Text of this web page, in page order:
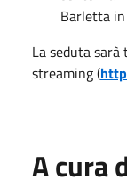
Barletta
La seduta
streaming (
A cura